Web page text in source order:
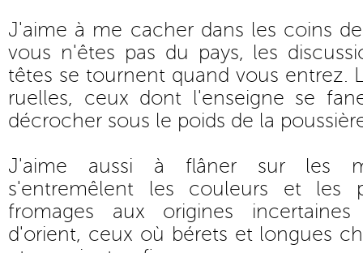
J'aime à me cacher dans les coins
vous n'êtes pas du pays, les
têtes se tournent quand vous entrez.
ruelles, ceux dont l'enseigne se
décrocher sous le poids de la
J'aime aussi à flâner sur les
s'entremêlent les couleurs et les
fromages aux origines incertaines
d'orient, ceux où bérets et longues